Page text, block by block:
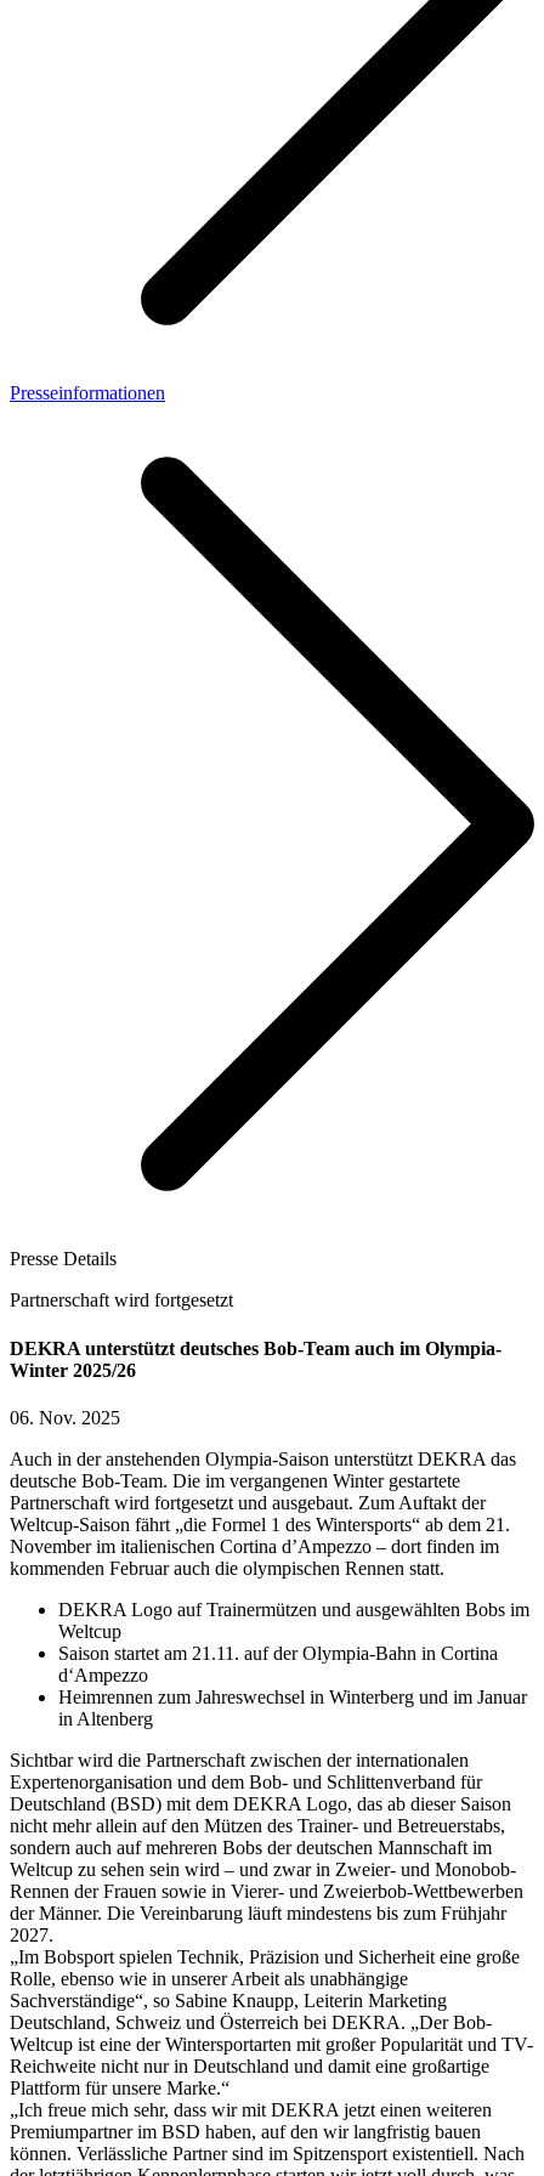
Presseinformationen
Presse Details
Partnerschaft wird fortgesetzt
DEKRA unterstützt deutsches Bob-Team auch im Olympia-
Winter 2025/26
06. Nov. 2025
Auch in der anstehenden Olympia-Saison unterstützt DEKRA das
deutsche Bob-Team. Die im vergangenen Winter gestartete
Partnerschaft wird fortgesetzt und ausgebaut. Zum Auftakt der
Weltcup-Saison fährt „die Formel 1 des Wintersports“ ab dem 21.
November im italienischen Cortina d’Ampezzo – dort finden im
kommenden Februar auch die olympischen Rennen statt.
DEKRA Logo auf Trainermützen und ausgewählten Bobs im
Weltcup
Saison startet am 21.11. auf der Olympia-Bahn in Cortina
d‘Ampezzo
Heimrennen zum Jahreswechsel in Winterberg und im Januar
in Altenberg
Sichtbar wird die Partnerschaft zwischen der internationalen
Expertenorganisation und dem Bob- und Schlittenverband für
Deutschland (BSD) mit dem DEKRA Logo, das ab dieser Saison
nicht mehr allein auf den Mützen des Trainer- und Betreuerstabs,
sondern auch auf mehreren Bobs der deutschen Mannschaft im
Weltcup zu sehen sein wird – und zwar in Zweier- und Monobob-
Rennen der Frauen sowie in Vierer- und Zweierbob-Wettbewerben
der Männer. Die Vereinbarung läuft mindestens bis zum Frühjahr
2027.
„Im Bobsport spielen Technik, Präzision und Sicherheit eine große
Rolle, ebenso wie in unserer Arbeit als unabhängige
Sachverständige“, so Sabine Knaupp, Leiterin Marketing
Deutschland, Schweiz und Österreich bei DEKRA. „Der Bob-
Weltcup ist eine der Wintersportarten mit großer Popularität und TV-
Reichweite nicht nur in Deutschland und damit eine großartige
Plattform für unsere Marke.“
„Ich freue mich sehr, dass wir mit DEKRA jetzt einen weiteren
Premiumpartner im BSD haben, auf den wir langfristig bauen
können. Verlässliche Partner sind im Spitzensport existentiell. Nach